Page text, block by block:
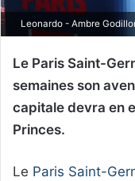
Leonardo - Ambre
Le Paris Saint-
semaines son
capitale devra en
Princes.
Le Paris Saint-